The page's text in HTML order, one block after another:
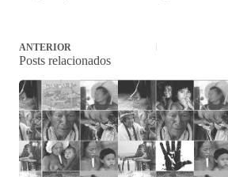
ANTERIOR
Posts relacionados